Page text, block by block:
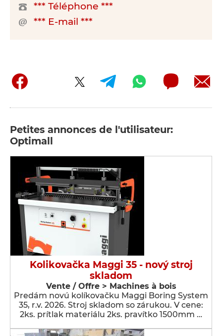
*** Téléphone ***
*** E-mail ***
Petites annonces de l'utilisateur:
Optimall
Kolikovačka Maggi 35 - nový stroj
skladom
Vente / Offre > Machines à bois
Predám novú kolíkovačku Maggi Boring System
35, r.v. 2026. Stroj skladom so zárukou. V cene:
2ks. prítlak materiálu 2ks. pravítko 1500mm …